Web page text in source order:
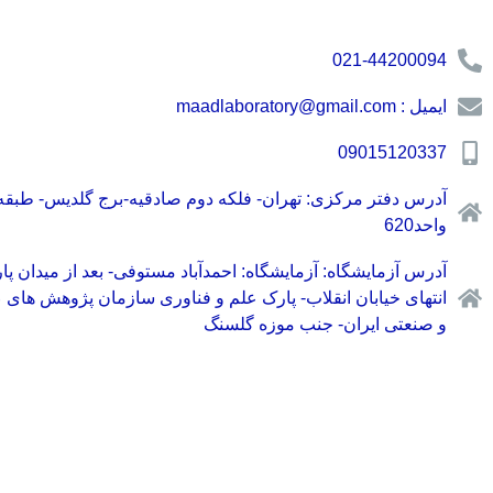
021-44200094
ایمیل : maadlaboratory@gmail.com
09015120337
واحد620
آدرس آزمایشگاه: آزمایشگاه: احمدآباد مستوفی- بعد از میدان
انتهای خیابان انقلاب- پارک علم و فناوری سازمان پژوهش
و صنعتی ایران- جنب موزه گلسنگ